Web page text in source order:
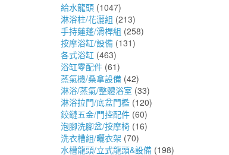
給水龍頭 (1047)
淋浴柱/花灑組 (213)
手持蓮蓬/滑桿組 (258)
按摩浴缸/設備 (131)
各式浴缸 (463)
浴缸零配件 (61)
蒸氣機/桑拿設備 (42)
淋浴/蒸氣/整體浴室 (33)
淋浴拉門/底盆門檻 (120)
鉸鏈五金/門控配件 (60)
泡腳洗腳盆/按摩椅 (16)
洗衣槽組/曬衣架 (70)
水槽龍頭/立式龍頭&設備 (198)